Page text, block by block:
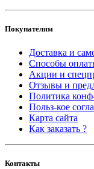
Покупателям
Доставка и
Способы
Акции и
Отзывы и
Политика
Польз-кое
Карта сайта
Как заказать ?
Контакты